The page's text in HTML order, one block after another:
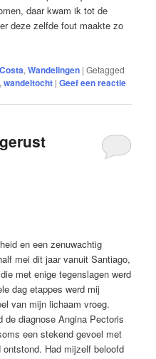
daar kwam ik tot de
deze zelfde fout maakte zo
,Wandelingen |Getagged
,wandeltocht |Geef een reactie
en een zenuwachtig
mei dit jaar vanuit Santiago,
met enige tegenslagen werd
dag etappes werd mij
van mijn lichaam vroeg.
de diagnose Angina Pectoris
een stekend gevoel met
Had mijzelf beloofd